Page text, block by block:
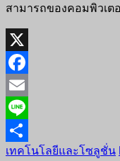
สามารถของคอมพิวเต
X
Facebook
Email
Line
Share
เทคโนโลยีและโซลูชั่น